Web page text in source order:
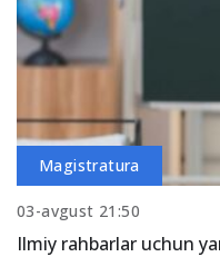
Magistratura
03-avgust 21:50
Ilmiy rahbarlar uchun